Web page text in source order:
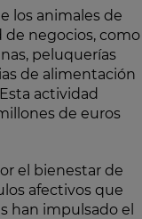
los animales de
de negocios, como
peluquerías
de alimentación
actividad
de euros
el bienestar de
afectivos que
han impulsado el